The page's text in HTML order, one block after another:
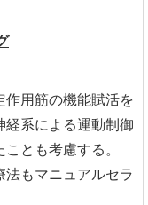
用筋の機能賦活を
経系による運動制御
とも考慮する。
もマニュアルセラ